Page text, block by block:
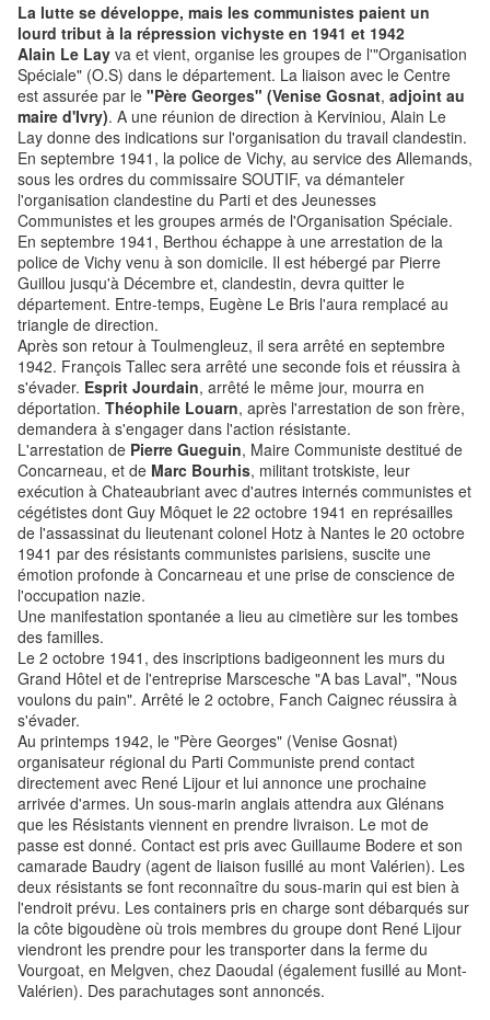
La lutte se développe, mais les communistes paient un
lourd tribut à la répression vichyste en 1941 et 1942
Alain Le Lay va et vient, organise les groupes de l'"Organisation
Spéciale" (O.S) dans le département. La liaison avec le Centre
est assurée par le "Père Georges" (Venise Gosnat, adjoint au
maire d'Ivry). A une réunion de direction à Kerviniou, Alain Le
Lay donne des indications sur l'organisation du travail clandestin.
En septembre 1941, la police de Vichy, au service des Allemands,
sous les ordres du commissaire SOUTIF, va démanteler
l'organisation clandestine du Parti et des Jeunesses
Communistes et les groupes armés de l'Organisation Spéciale.
En septembre 1941, Berthou échappe à une arrestation de la
police de Vichy venu à son domicile. Il est hébergé par Pierre
Guillou jusqu'à Décembre et, clandestin, devra quitter le
département. Entre-temps, Eugène Le Bris l'aura remplacé au
triangle de direction.
Après son retour à Toulmengleuz, il sera arrêté en septembre
1942. François Tallec sera arrêté une seconde fois et réussira à
s'évader. Esprit Jourdain, arrêté le même jour, mourra en
déportation. Théophile Louarn, après l'arrestation de son frère,
demandera à s'engager dans l'action résistante.
L'arrestation de Pierre Gueguin, Maire Communiste destitué de
Concarneau, et de Marc Bourhis, militant trotskiste, leur
exécution à Chateaubriant avec d'autres internés communistes et
cégétistes dont Guy Môquet le 22 octobre 1941 en représailles
de l'assassinat du lieutenant colonel Hotz à Nantes le 20 octobre
1941 par des résistants communistes parisiens, suscite une
émotion profonde à Concarneau et une prise de conscience de
l'occupation nazie.
Une manifestation spontanée a lieu au cimetière sur les tombes
des familles.
Le 2 octobre 1941, des inscriptions badigeonnent les murs du
Grand Hôtel et de l'entreprise Marscesche "A bas Laval", "Nous
voulons du pain". Arrêté le 2 octobre, Fanch Caignec réussira à
s'évader.
Au printemps 1942, le "Père Georges" (Venise Gosnat)
organisateur régional du Parti Communiste prend contact
directement avec René Lijour et lui annonce une prochaine
arrivée d'armes. Un sous-marin anglais attendra aux Glénans
que les Résistants viennent en prendre livraison. Le mot de
passe est donné. Contact est pris avec Guillaume Bodere et son
camarade Baudry (agent de liaison fusillé au mont Valérien). Les
deux résistants se font reconnaître du sous-marin qui est bien à
l'endroit prévu. Les containers pris en charge sont débarqués sur
la côte bigoudène où trois membres du groupe dont René Lijour
viendront les prendre pour les transporter dans la ferme du
Vourgoat, en Melgven, chez Daoudal (également fusillé au Mont-
Valérien). Des parachutages sont annoncés.